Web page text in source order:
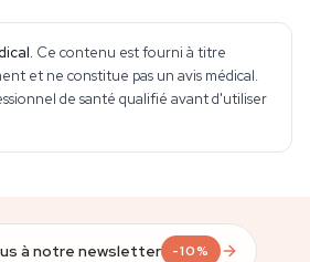
Ce contenu est fourni à titre
et ne constitue pas un avis médical.
de santé qualifié avant d'utiliser
à notre newsletter -10%